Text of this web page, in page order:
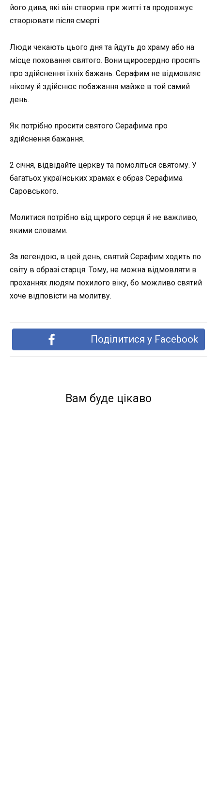
його дива, які він створив при житті та продовжує
створювати після смерті.
Люди чекають цього дня та йдуть до храму або на
місце поховання святого. Вони щиросердно просять
про здійснення їхніх бажань. Серафим не відмовляє
нікому й здійснює побажання майже в той самий
день.
Як потрібно просити святого Серафима про
здійснення бажання.
2 січня, відвідайте церкву та помоліться святому. У
багатьох українських храмах є образ Серафима
Саровського.
Молитися потрібно від щирого серця й не важливо,
якими словами.
За легендою, в цей день, святий Серафим ходить по
світу в образі старця. Тому, не можна відмовляти в
проханнях людям похилого віку, бо можливо святий
хоче відповісти на молитву.
Поділитися у Facebook
Вам буде цікаво